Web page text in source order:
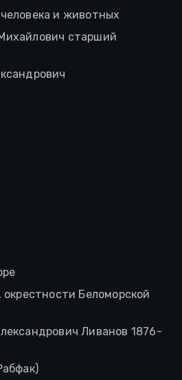
и животных
старший
Беломорской
Ливанов 1876-